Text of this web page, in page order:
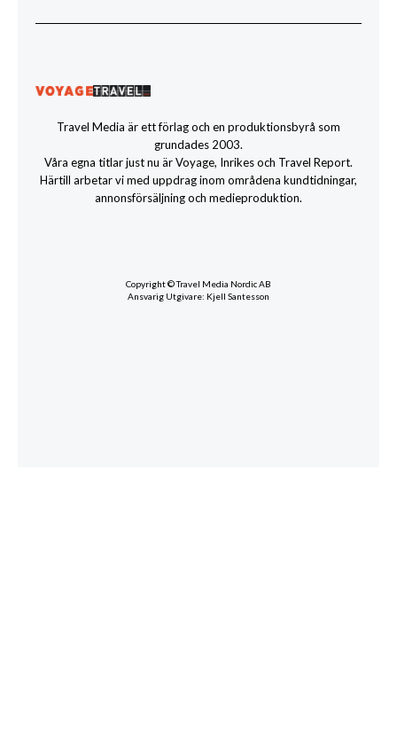
Travel Media är ett förlag och en produktionsbyrå som
grundades 2003.
Våra egna titlar just nu är Voyage, Inrikes och Travel Report.
Härtill arbetar vi med uppdrag inom områdena kundtidningar,
annonsförsäljning och medieproduktion.
Copyright © Travel Media Nordic AB
Ansvarig Utgivare: Kjell Santesson